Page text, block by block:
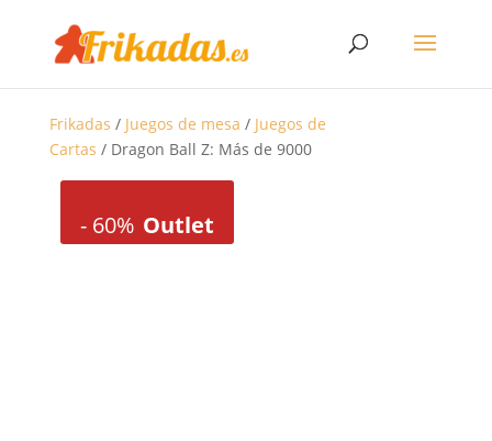
Frikadas / Juegos de mesa / Juegos de
Cartas / Dragon Ball Z: Más de 9000
-60% Outlet